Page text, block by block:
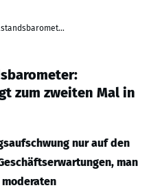
KfW-ifo-Mittelstandsbarometer: Geschäftsklima steigt zum zweiten Mal in Folge
zum zweiten Mal in
nur auf den
man